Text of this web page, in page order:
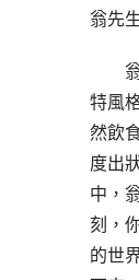
翁先
特風
然飲
度出
中，
刻，
的世